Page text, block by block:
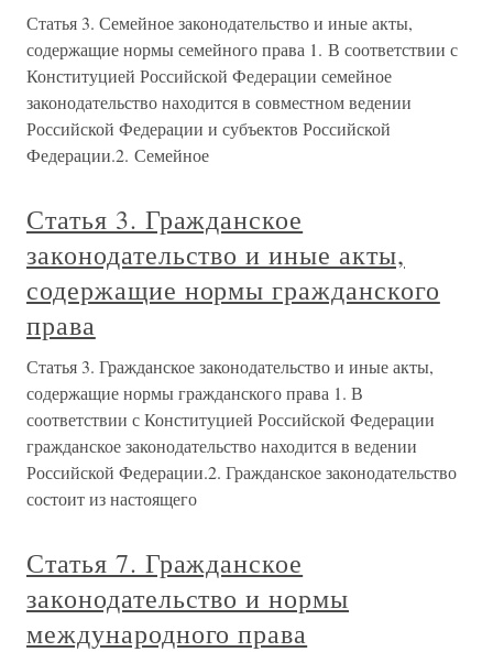
Статья 3. Семейное законодательство и иные акты,
содержащие нормы семейного права 1. В соответствии с
Конституцией Российской Федерации семейное
законодательство находится в совместном ведении
Российской Федерации и субъектов Российской
Федерации.2. Семейное
Статья 3. Гражданское
законодательство и иные акты,
содержащие нормы гражданского
права
Статья 3. Гражданское законодательство и иные акты,
содержащие нормы гражданского права 1. В
соответствии с Конституцией Российской Федерации
гражданское законодательство находится в ведении
Российской Федерации.2. Гражданское законодательство
состоит из настоящего
Статья 7. Гражданское
законодательство и нормы
международного права